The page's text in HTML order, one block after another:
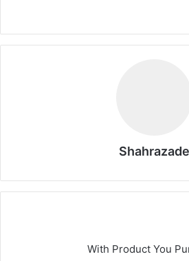
Shahrazade
With Product You